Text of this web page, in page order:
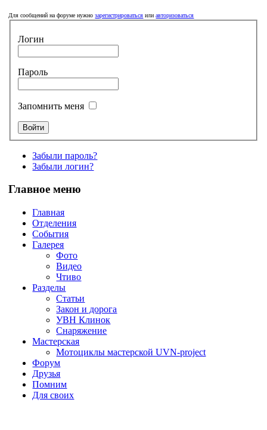
Для сообщений на форуме нужнозарегистрироваться илиавторизоваться
Логин
Пароль
Запомнить меня
Забыли пароль?
Забыли логин?
Главное меню
Главная
Отделения
События
Галерея
Фото
Видео
Чтиво
Разделы
Статьи
Закон и дорога
УВН Клинок
Снаряжение
Мастерская
Мотоциклы мастерской UVN-project
Форум
Друзья
Помним
Для своих